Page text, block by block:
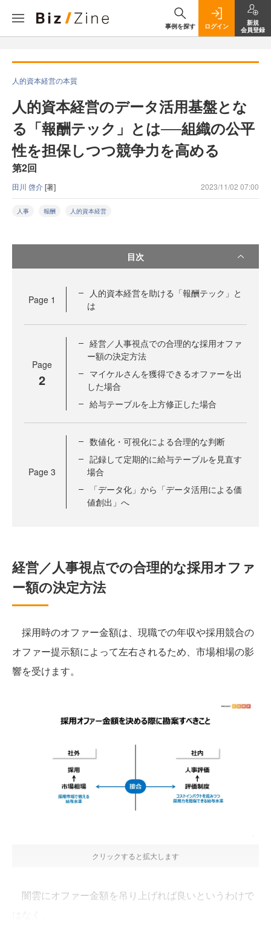
事例を探す ログイン
新規
会員登録
人的資本経営の本質
人的資本経営のデータ活用基盤とな
る「報酬テック」とは──組織の公平
性を担保しつつ競争力を高める
第2回
田川 啓介[著] 2023/11/02 07:00
人事 報酬 人的資本経営
目次
Page 1
人的資本経営を助ける「報酬テック」と
は
Page
2
経営／人事視点での合理的な採用オファ
ー額の決定方法
マイケルさんを獲得できるオファーを出
した場合
給与テーブルを上方修正した場合
Page 3
数値化・可視化による合理的な判断
記録して定期的に給与テーブルを見直す
場合
「データ化」から「データ活用による価
値創出」へ
経営／人事視点での合理的な採用オファ
ー額の決定方法
採用時のオファー金額は、現職での年収や採用競合の
オファー提示額によって左右されるため、市場相場の影
響を受けます。
クリックすると拡大します
闇雲にオファー金額を吊り上げれば良いというわけで